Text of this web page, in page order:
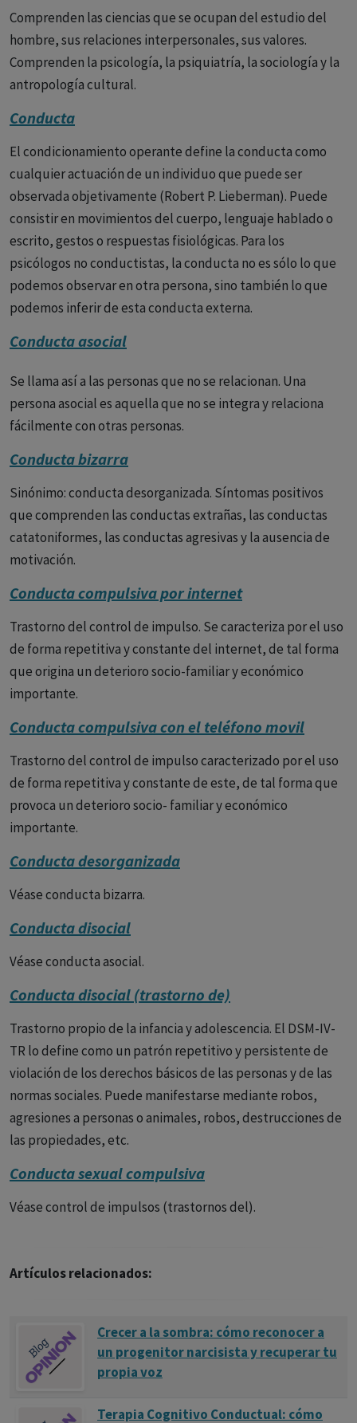
Comprenden las ciencias que se ocupan del estudio del
hombre, sus relaciones interpersonales, sus valores.
Comprenden la psicología, la psiquiatría, la sociología y la
antropología cultural.
Conducta
El condicionamiento operante define la conducta como
cualquier actuación de un individuo que puede ser
observada objetivamente (Robert P. Lieberman). Puede
consistir en movimientos del cuerpo, lenguaje hablado o
escrito, gestos o respuestas fisiológicas. Para los
psicólogos no conductistas, la conducta no es sólo lo que
podemos observar en otra persona, sino también lo que
podemos inferir de esta conducta externa.
Conducta asocial
Se llama así a las personas que no se relacionan. Una
persona asocial es aquella que no se integra y relaciona
fácilmente con otras personas.
Conducta bizarra
Sinónimo: conducta desorganizada. Síntomas positivos
que comprenden las conductas extrañas, las conductas
catatoniformes, las conductas agresivas y la ausencia de
motivación.
Conducta compulsiva por internet
Trastorno del control de impulso. Se caracteriza por el uso
de forma repetitiva y constante del internet, de tal forma
que origina un deterioro socio-familiar y económico
importante.
Conducta compulsiva con el teléfono movil
Trastorno del control de impulso caracterizado por el uso
de forma repetitiva y constante de este, de tal forma que
provoca un deterioro socio- familiar y económico
importante.
Conducta desorganizada
Véase conducta bizarra.
Conducta disocial
Véase conducta asocial.
Conducta disocial (trastorno de)
Trastorno propio de la infancia y adolescencia. El DSM-IV-
TR lo define como un patrón repetitivo y persistente de
violación de los derechos básicos de las personas y de las
normas sociales. Puede manifestarse mediante robos,
agresiones a personas o animales, robos, destrucciones de
las propiedades, etc.
Conducta sexual compulsiva
Véase control de impulsos (trastornos del).
Artículos relacionados:
Crecer a la sombra: cómo reconocer a
un progenitor narcisista y recuperar tu
propia voz
Terapia Cognitivo Conductual: cómo